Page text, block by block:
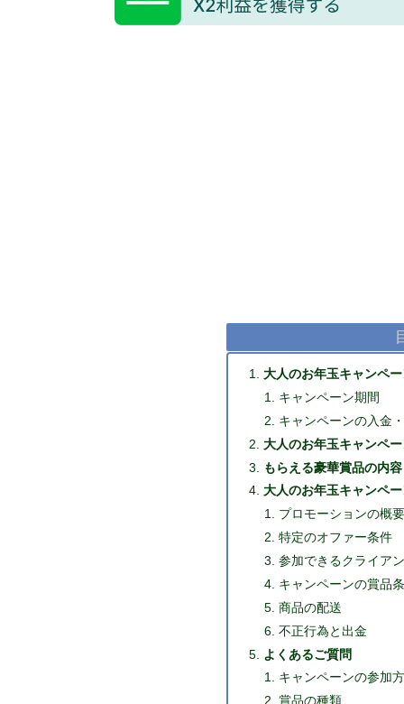
大人のお年玉キャンペ
キャンペーン期間
キャンペーンの入金
大人のお年玉キャンペ
もらえる豪華賞品の内容
大人のお年玉キャンペ
プロモーションの概要
特定のオファー条件
参加できるクライア
キャンペーンの賞品
商品の配送
不正行為と出金
よくあるご質問
キャンペーンの参加
賞品の種類